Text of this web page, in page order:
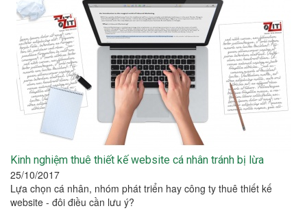
Kinh nghiệm thuê thiết kế website cá nhân tránh bị lừa
25/10/2017
Lựa chọn cá nhân, nhóm phát triển hay công ty thuê thiết kế
website - đôi điều cần lưu ý?